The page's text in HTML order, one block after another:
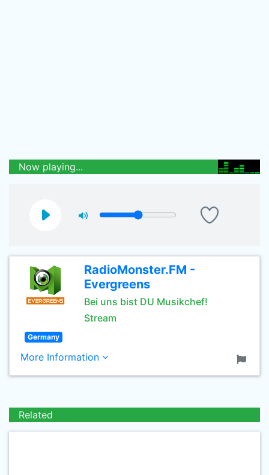
Now playing...
RadioMonster.FM -
Evergreens
Bei uns bist DU Musikchef!
Stream
Germany
More Information
Related